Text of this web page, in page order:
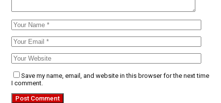
Save my name, email, and website in this browser for the next time
I comment.